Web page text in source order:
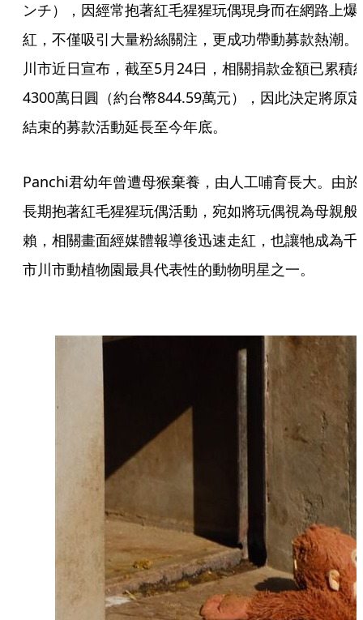
ンチ），因經常抱著紅毛猩猩玩偶現身而在網路上爆
紅，不僅吸引大量粉絲關注，更成功帶動募款熱潮。
川市近日宣布，截至5月24日，相關捐款金額已累積
4300萬日圓（約台幣844.59萬元），因此決定將原定
結束的募款活動延長至今年底。
Panchi君幼年曾遭母猴棄養，由人工哺育長大。由於
長期抱著紅毛猩猩玩偶活動，宛如將玩偶視為母親般
賴，相關畫面經媒體報導後迅速走紅，也讓牠成為千
市川市動植物園最具代表性的動物明星之一。